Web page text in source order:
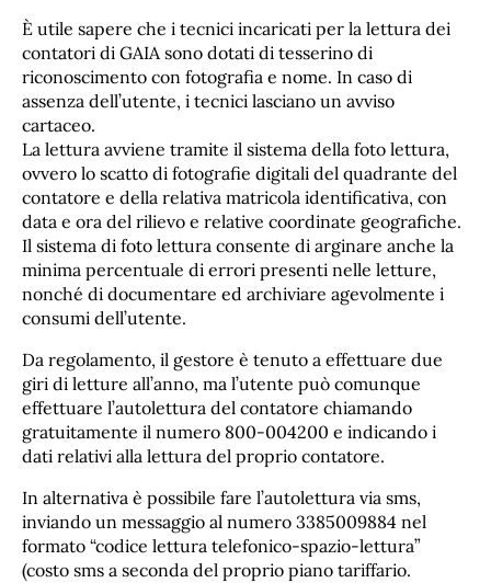
È utile sapere che i tecnici incaricati per la lettura dei
contatori di GAIA sono dotati di tesserino di
riconoscimento con fotografia e nome. In caso di
assenza dell’utente, i tecnici lasciano un avviso
cartaceo.
La lettura avviene tramite il sistema della foto lettura,
ovvero lo scatto di fotografie digitali del quadrante del
contatore e della relativa matricola identificativa, con
data e ora del rilievo e relative coordinate geografiche.
Il sistema di foto lettura consente di arginare anche la
minima percentuale di errori presenti nelle letture,
nonché di documentare ed archiviare agevolmente i
consumi dell’utente.
Da regolamento, il gestore è tenuto a effettuare due
giri di letture all’anno, ma l’utente può comunque
effettuare l’autolettura del contatore chiamando
gratuitamente il numero 800-004200 e indicando i
dati relativi alla lettura del proprio contatore.
In alternativa è possibile fare l’autolettura via sms,
inviando un messaggio al numero 3385009884 nel
formato “codice lettura telefonico-spazio-lettura”
(costo sms a seconda del proprio piano tariffario.